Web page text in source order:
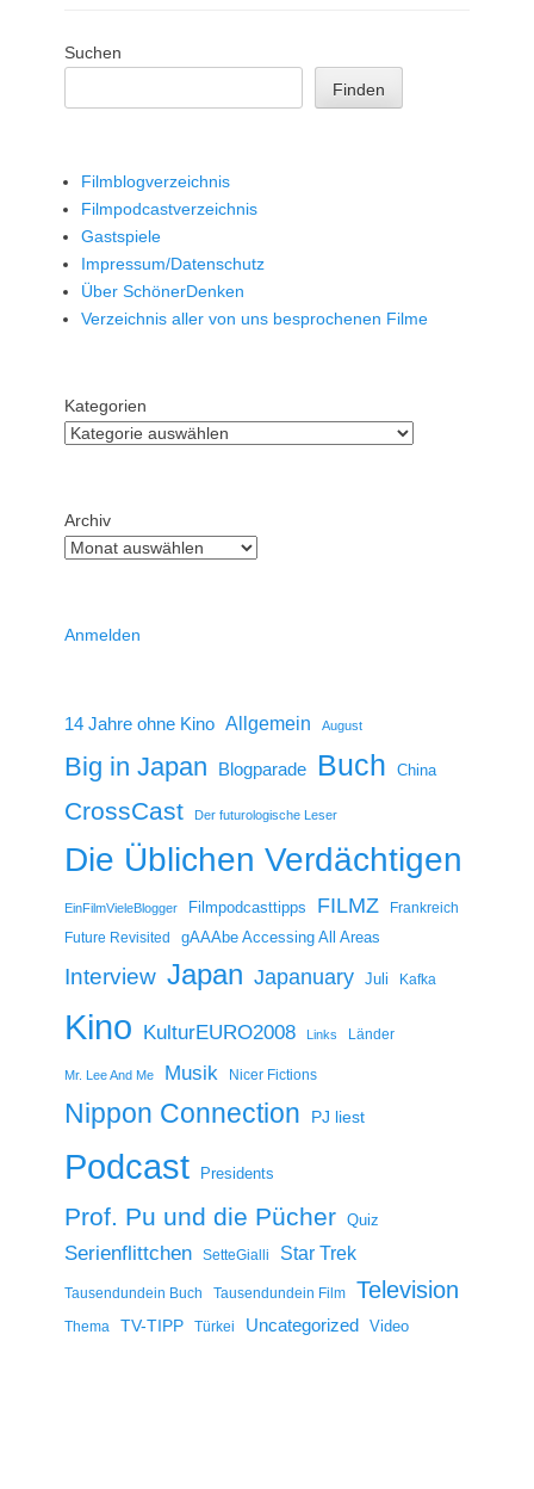
Suchen
Finden
Filmblogverzeichnis
Filmpodcastverzeichnis
Gastspiele
Impressum/Datenschutz
Über SchönerDenken
Verzeichnis aller von uns besprochenen Filme
Kategorien
Archiv
Anmelden
14 Jahre ohne Kino Allgemein August
Big in Japan Blogparade Buch China
CrossCast Der futurologische Leser
Die Üblichen Verdächtigen
EinFilmVieleBlogger Filmpodcasttipps FILMZ
Frankreich
Future Revisited
gAAAbe Accessing All Areas
Interview Japan Japanuary Juli Kafka
Kino KulturEURO2008 Links Länder
Mr. Lee And Me Musik Nicer Fictions
Nippon Connection PJ liest
Podcast Presidents
Prof. Pu und die Pücher Quiz
Serienflittchen SetteGialli Star Trek
Tausendundein Buch Tausendundein Film Television
Thema TV-TIPP Türkei Uncategorized Video